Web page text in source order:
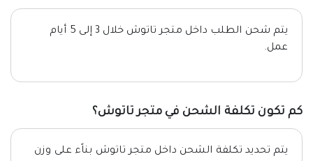
يتم شحن الطلب داخل متجر تاتوش خلال 3 إلى 5 أيام
عمل.
كم تكون تكلفة الشحن في متجر تاتوش؟
يتم تحديد تكلفة الشحن داخل متجر تاتوش بناًء على وزن